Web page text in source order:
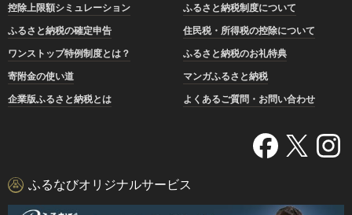
控除上限額シミュレーション
ふるさと納税制度について
ふるさと納税の確定申告
住民税・所得税の控除について
ワンストップ特例制度とは？
ふるさと納税のお礼特典
寄附金の使い道
マンガふるさと納税
企業版ふるさと納税とは
よくあるご質問・お問い合わせ
ふるなびオリジナルサービス